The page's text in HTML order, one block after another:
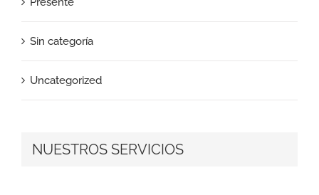
Sin categoría
Uncategorized
NUESTROS SERVICIOS